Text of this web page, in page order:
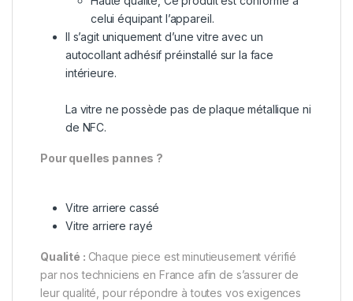
celui équipant l’appareil.
Il s’agit uniquement d’une vitre avec un
autocollant adhésif préinstallé sur la face
intérieure.
La vitre ne possède pas de plaque métallique ni
de NFC.
Pour quelles pannes ?
Vitre arriere cassé
Vitre arriere rayé
Qualité : Chaque piece est minutieusement vérifié
par nos techniciens en France afin de s’assurer de
leur qualité, pour répondre à toutes vos exigences